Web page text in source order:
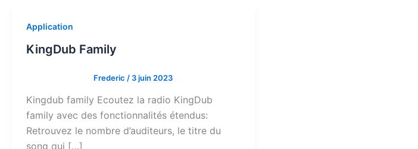
Application
KingDub Family
Frederic / 3 juin 2023
Kingdub family Ecoutez la radio KingDub
family avec des fonctionnalités étendus:
Retrouvez le nombre d’auditeurs, le titre du
song qui […]